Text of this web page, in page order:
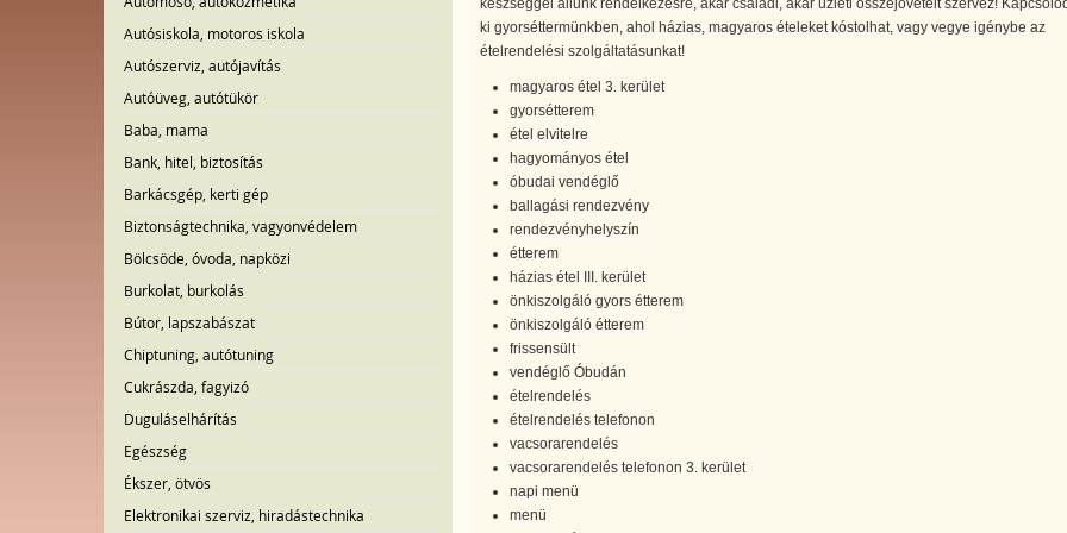
Autósiskola, motoros iskola
Autószerviz, autójavítás
Autóüveg, autótükör
Baba, mama
Bank, hitel, biztosítás
Barkácsgép, kerti gép
Biztonságtechnika, vagyonvédelem
Bölcsöde, óvoda, napközi
Burkolat, burkolás
Bútor, lapszabászat
Chiptuning, autótuning
Cukrászda, fagyizó
Duguláselhárítás
Egészség
Ékszer, ötvös
Elektronikai szerviz, hiradástechnika
ki gyorséttermünkben, ahol házias, magyaros ételeket kóstolhat, vagy vegye igénybe az
ételrendelési szolgáltatásunkat!
magyaros étel 3. kerület
gyorsétterem
étel elvitelre
hagyományos étel
óbudai vendéglő
ballagási rendezvény
rendezvényhelyszín
étterem
házias étel III. kerület
önkiszolgáló gyors étterem
önkiszolgáló étterem
frissensült
vendéglő Óbudán
ételrendelés
ételrendelés telefonon
vacsorarendelés
vacsorarendelés telefonon 3. kerület
napi menü
menü